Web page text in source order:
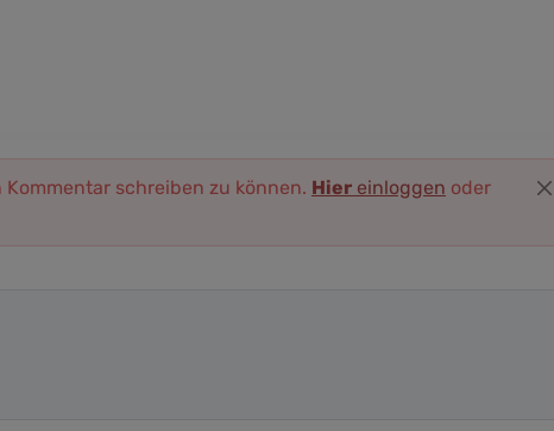
schreiben zu können. Hier einloggen oder